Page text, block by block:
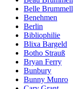
Belle Brummell
Benehmen
Berlin
Bibliophilie
Blixa Bargeld
Botho Strauß
Bryan Ferry
Bunbury
Bunny Munro